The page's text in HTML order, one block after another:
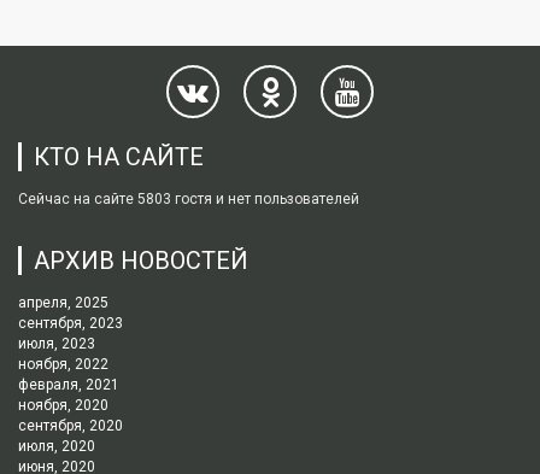
КТО НА САЙТЕ
Сейчас на сайте 5803 гостя и нет пользователей
АРХИВ НОВОСТЕЙ
апреля, 2025
сентября, 2023
июля, 2023
ноября, 2022
февраля, 2021
ноября, 2020
сентября, 2020
июля, 2020
июня, 2020